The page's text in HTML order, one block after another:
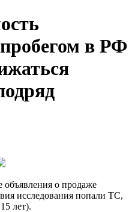
в РФ
объявления о продаже
исследования попали ТС,
лет).